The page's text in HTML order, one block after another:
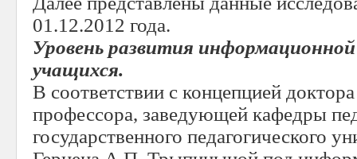
01.12.2012 года.
Уровень развития
учащихся.
В соответствии с концепцией
профессора, заведующей кафедры
государственного педагогического